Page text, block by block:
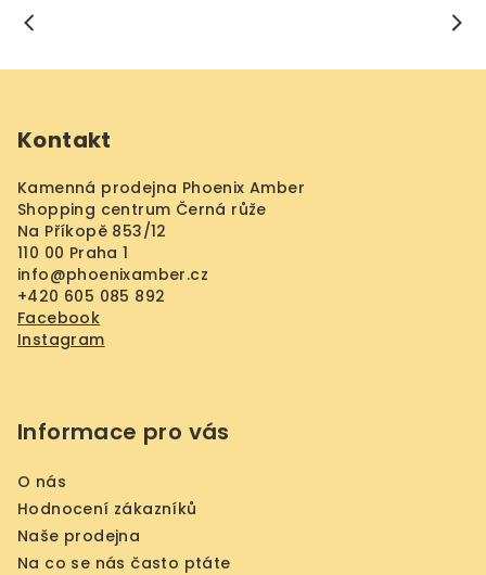
Kontakt
Kamenná prodejna Phoenix Amber
Shopping centrum Černá růže
Na Příkopě 853/12
110 00 Praha 1
info@phoenixamber.cz
+420 605 085 892
Facebook
Instagram
Informace pro vás
O nás
Hodnocení zákazníků
Naše prodejna
Na co se nás často ptáte